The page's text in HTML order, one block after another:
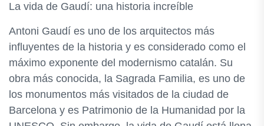
La vida de Gaudí: una historia increíble
Antoni Gaudí es uno de los arquitectos más
influyentes de la historia y es considerado como el
máximo exponente del modernismo catalán. Su
obra más conocida, la Sagrada Familia, es uno de
los monumentos más visitados de la ciudad de
Barcelona y es Patrimonio de la Humanidad por la